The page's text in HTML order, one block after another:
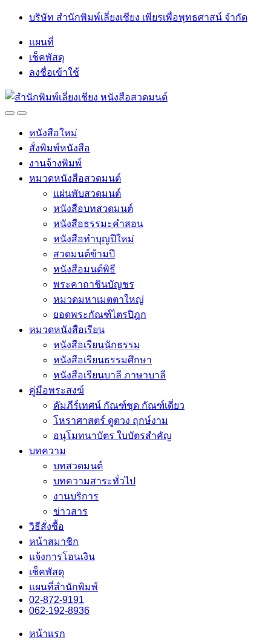
Skip
navigation
Skip
บริษัท สำนักพิมพ์เลี่ยงเชียง เพียรเพื่อพุทธศาสน์ จำกัด
แผนที่
เช็คพัสดุ
ลงชื่อเข้าใช้
OpenClose
หนังสือใหม่
สั่งพิมพ์หนังสือ
งานจ้างพิมพ์
หมวดหนังสือสวดมนต์
แผ่นพับสวดมนต์
หนังสือบทสวดมนต์
หนังสือธรรมะคำสอน
หนังสือทำบุญปีใหม่
สวดมนต์ข้ามปี
หนังสือมนต์พิธี
พระคาถาชินบัญชร
หมวดมหาเมตตาใหญ่
ยอดพระกัณฑ์ไตรปิฎก
หมวดหนังสือเรียน
หนังสือเรียนนักธรรม
หนังสือเรียนธรรมศึกษา
หนังสือเรียนบาลี ภาษาบาลี
คู่มือพระสงฆ์
คัมภีร์เทศน์ กัณฑ์ชุด กัณฑ์เดี่ยว
โหราศาสตร์ ดูดวง ฤกษ์งาม
อนุโมทนาบัตร ใบบัตรสำคัญ
บทความ
บทสวดมนต์
บทความสาระทั่วไป
งานบริการ
ข่าวสาร
วิธีสั่งซื้อ
หน้าสมาชิก
แจ้งการโอนเงิน
เช็คพัสดุ
แผนที่สำนักพิมพ์
02-872-9191
062-192-8936
หน้าแรก